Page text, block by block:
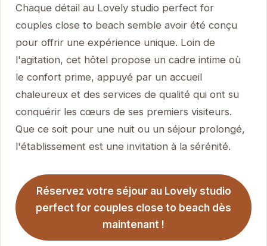
Chaque détail au Lovely studio perfect for
couples close to beach semble avoir été conçu
pour offrir une expérience unique. Loin de
l'agitation, cet hôtel propose un cadre intime où
le confort prime, appuyé par un accueil
chaleureux et des services de qualité qui ont su
conquérir les cœurs de ses premiers visiteurs.
Que ce soit pour une nuit ou un séjour prolongé,
l'établissement est une invitation à la sérénité.
Réservez votre séjour au Lovely studio
perfect for couples close to beach dès
maintenant !